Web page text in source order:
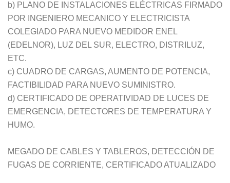
b) PLANO DE INSTALACIONES ELÉCTRICAS FIRMADO
POR INGENIERO MECANICO Y ELECTRICISTA
COLEGIADO PARA NUEVO MEDIDOR ENEL
(EDELNOR), LUZ DEL SUR, ELECTRO, DISTRILUZ,
ETC.
c) CUADRO DE CARGAS, AUMENTO DE POTENCIA,
FACTIBILIDAD PARA NUEVO SUMINISTRO.
d) CERTIFICADO DE OPERATIVIDAD DE LUCES DE
EMERGENCIA, DETECTORES DE TEMPERATURA Y
HUMO.
MEGADO DE CABLES Y TABLEROS, DETECCIÓN DE
FUGAS DE CORRIENTE, CERTIFICADO ATUALIZADO